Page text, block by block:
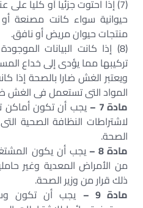
(7) إذا احتوت جزئيا أو كليا
حيوانية سواء كانت مصنعة
منتجات حيوان مريض أو نافق.
(8) إذا كانت البيانات
تركيبها مما يؤدى إلى خداع
ويعتبر الغش ضارا بالصحة إذا
المواد التى تستعمل فى الغش
مادة 7 –
يجب أن تكون أماكن
لاشتراطات النظافة الصحية
الصحة.
مادة 8 –
يجب أن يكون
من الأمراض المعدية وغير
ذلك قرار من وزير الصحة.
مادة 9 –
يجب أن تكون